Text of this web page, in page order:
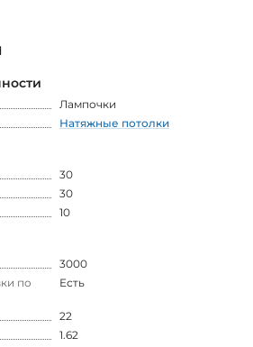
Лампочки
Натяжные потолки
30
30
10
3000
по
Есть
22
1.62